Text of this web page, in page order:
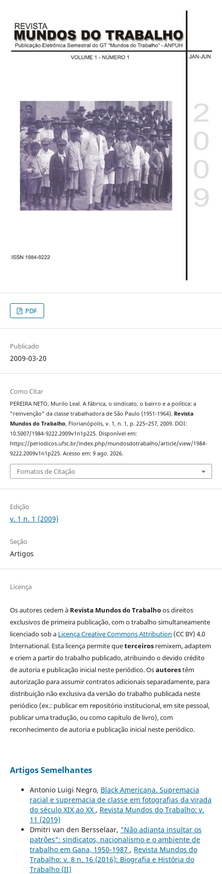
PDF
Publicado
2009-03-20
Como Citar
PEREIRA NETO, Murilo Leal. A fábrica, o sindicato, o bairro e a política: a
"reinvenção" da classe trabalhadora de São Paulo (1951-1964). Revista
Mundos do Trabalho, Florianópolis, v. 1, n. 1, p. 225–257, 2009. DOI:
10.5007/1984-9222.2009v1n1p225. Disponível em:
https://periodicos.ufsc.br/index.php/mundosdotrabalho/article/view/1984-
9222.2009v1n1p225. Acesso em: 9 ago. 2026.
Fomatos de Citação
Edição
v. 1 n. 1 (2009)
Seção
Artigos
Licença
Os autores cedem à Revista Mundos do Trabalhoos direitos
exclusivos de primeira publicação, com o trabalho simultaneamente
licenciado sob a Licença Creative Commons Attribution (CC BY) 4.0
International. Esta licença permite queterceirosremixem, adaptem
e criem a partir do trabalho publicado, atribuindo o devido crédito
de autoria e publicação inicial neste periódico. Osautorestêm
autorização para assumir contratos adicionais separadamente, para
distribuição não exclusiva da versão do trabalho publicada neste
periódico (ex.: publicar em repositório institucional, em site pessoal,
publicar uma tradução, ou como capítulo de livro), com
reconhecimento de autoria e publicação inicial neste periódico.
Artigos Semelhantes
Antonio Luigi Negro, Black Americana. Supremacia
racial e supremacia de classe em fotografias da virada
do século XIX ao XX , Revista Mundos do Trabalho: v.
11 (2019)
Dmitri van den Bersselaar, "Não adianta insultar os
patrões": sindicatos, nacionalismo e o ambiente de
trabalho em Gana, 1950-1987 , Revista Mundos do
Trabalho: v. 8 n. 16 (2016): Biografia e História do
Trabalho (II)